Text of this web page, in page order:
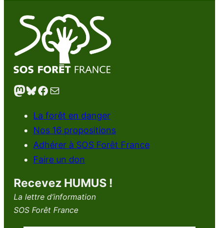
Mastodon Bluesky Facebook E-mail
La forêt en danger
Nos 16 propositions
Adhérer à SOS Forêt France
Faire un don
Recevez HUMUS !
La lettre d’information
SOS Forêt France